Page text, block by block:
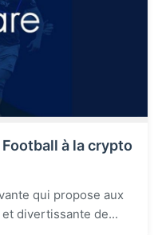
à la crypto
qui propose aux
divertissante de...